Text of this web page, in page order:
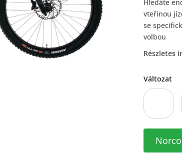
Hledáte
vteřinou
se
volbou
Részletes
Változat